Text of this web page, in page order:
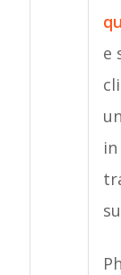
e